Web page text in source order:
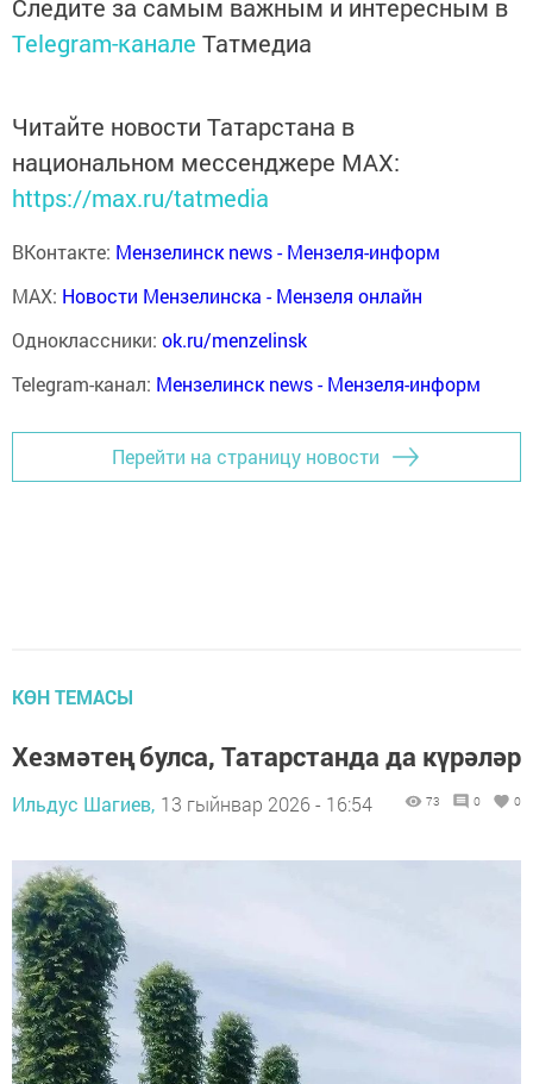
Следите за самым важным и интересным в
Telegram-канале Татмедиа
Читайте новости Татарстана в
национальном мессенджере MАХ:
https://max.ru/tatmedia
ВКонтакте: Мензелинск news - Мензеля-информ
MAX: Новости Мензелинска - Мензеля онлайн
Одноклассники: ok.ru/menzelinsk
Telegram-канал: Мензелинск news - Мензеля-информ
Перейти на страницу новости
КӨН ТЕМАСЫ
Хезмәтең булса, Татарстанда да күрәләр
Ильдус Шагиев, 13 гыйнвар 2026 - 16:54 73 0 0